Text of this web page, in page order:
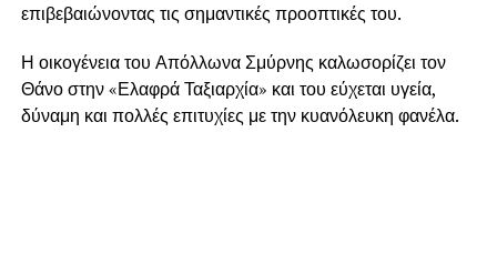
επιβεβαιώνοντας τις σημαντικές προοπτικές του.
Η οικογένεια του Απόλλωνα Σμύρνης καλωσορίζει τον
Θάνο στην «Ελαφρά Ταξιαρχία» και του εύχεται υγεία,
δύναμη και πολλές επιτυχίες με την κυανόλευκη φανέλα.